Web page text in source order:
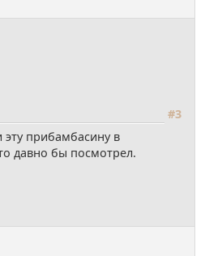
#3
прибамбасину в
давно бы посмотрел.